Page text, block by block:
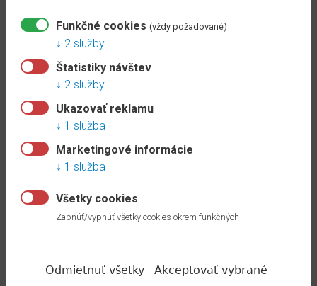
15.50 €/m s DPH
Kategória:
samolepiaca
9.65 € /m s DPH
skladom
ZOBRAZIŤ
Funkčné cookies (vždy požadované)
2 služby
Štatistiky návštev
2 služby
Ukazovať reklamu
1 služba
Marketingové informácie
1 služba
Všetky cookies
Zapnúť/vypnúť všetky cookies okrem funkčných
Odmietnuť všetky Akceptovať vybrané